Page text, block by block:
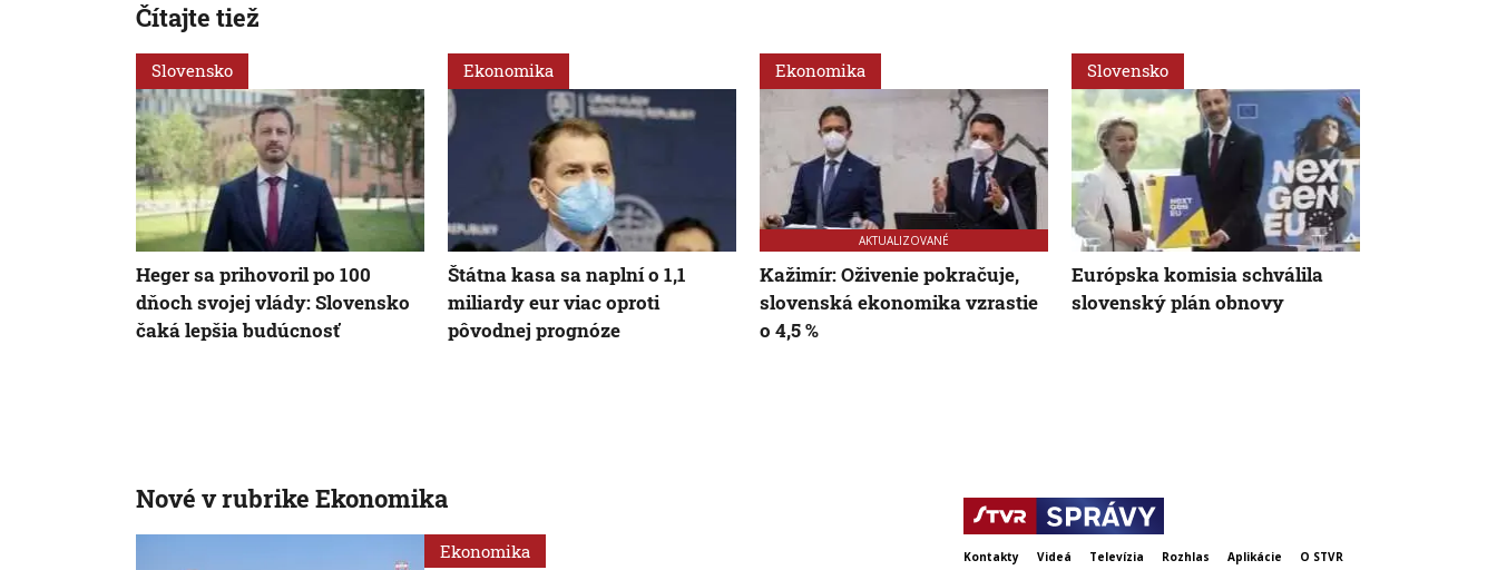
Čítajte tiež
Slovensko
Heger sa prihovoril po 100
dňoch svojej vlády: Slovensko
čaká lepšia budúcnosť
Ekonomika
Štátna kasa sa naplní o 1,1
miliardy eur viac oproti
pôvodnej prognóze
Ekonomika
AKTUALIZOVANÉ
Kažimír: Oživenie pokračuje,
slovenská ekonomika vzrastie
o 4,5 %
Slovensko
Európska komisia schválila
slovenský plán obnovy
Nové v rubrike Ekonomika
Ekonomika Kontakty Videá Televízia Rozhlas Aplikácie O STVR